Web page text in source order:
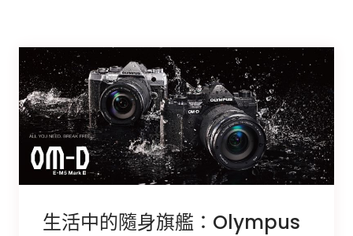
生活中的隨身旗艦：Olympus